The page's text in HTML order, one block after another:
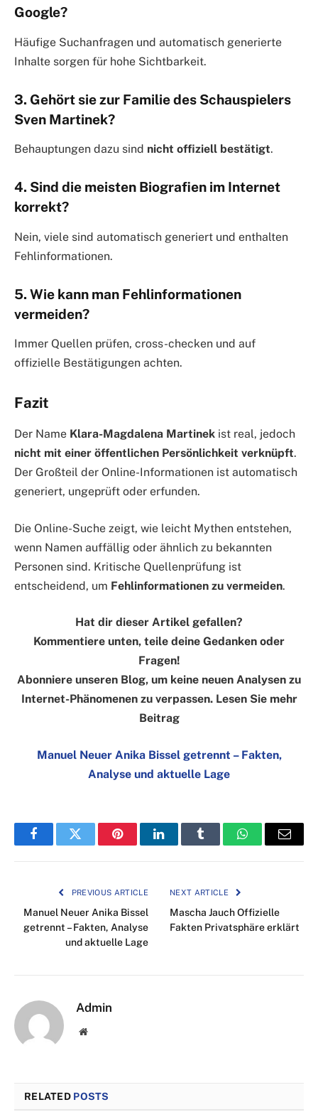
Google?
Häufige Suchanfragen und automatisch generierte
Inhalte sorgen für hohe Sichtbarkeit.
3. Gehört sie zur Familie des Schauspielers
Sven Martinek?
Behauptungen dazu sind nicht offiziell bestätigt.
4. Sind die meisten Biografien im Internet
korrekt?
Nein, viele sind automatisch generiert und enthalten
Fehlinformationen.
5. Wie kann man Fehlinformationen
vermeiden?
Immer Quellen prüfen, cross-checken und auf
offizielle Bestätigungen achten.
Fazit
Der Name Klara-Magdalena Martinek ist real, jedoch
nicht mit einer öffentlichen Persönlichkeit verknüpft.
Der Großteil der Online-Informationen ist automatisch
generiert, ungeprüft oder erfunden.
Die Online-Suche zeigt, wie leicht Mythen entstehen,
wenn Namen auffällig oder ähnlich zu bekannten
Personen sind. Kritische Quellenprüfung ist
entscheidend, um Fehlinformationen zu vermeiden.
Hat dir dieser Artikel gefallen?
Kommentiere unten, teile deine Gedanken oder
Fragen!
Abonniere unseren Blog, um keine neuen Analysen zu
Internet-Phänomenen zu verpassen. Lesen Sie mehr
Beitrag
Manuel Neuer Anika Bissel getrennt – Fakten,
Analyse und aktuelle Lage
FacebookTwitter PinterestLinkedInTumblr WhatsAppEmail
PREVIOUS ARTICLE
Manuel Neuer Anika Bissel
getrennt – Fakten, Analyse
und aktuelle Lage
NEXT ARTICLE
Mascha Jauch Offizielle
Fakten Privatsphäre erklärt
Admin
Website
RELATED POSTS